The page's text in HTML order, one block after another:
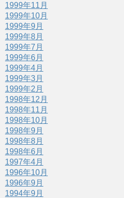
1999年11月
1999年10月
1999年9月
1999年8月
1999年7月
1999年6月
1999年4月
1999年3月
1999年2月
1998年12月
1998年11月
1998年10月
1998年9月
1998年8月
1998年6月
1997年4月
1996年10月
1996年9月
1994年9月